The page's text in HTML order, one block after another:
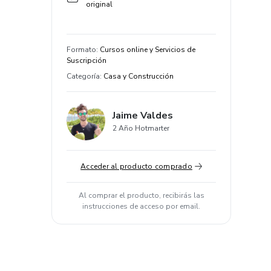
original
Formato: Cursos online y Servicios de
Suscripción
Categoría: Casa y Construcción
Jaime Valdes
2 Año Hotmarter
Acceder al producto comprado
Al comprar el producto, recibirás las
instrucciones de acceso por email.